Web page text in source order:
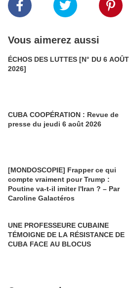
Vous aimerez aussi
ÉCHOS DES LUTTES [N° DU 6 AOÛT
2026]
CUBA COOPÉRATION : Revue de
presse du jeudi 6 août 2026
[MONDOSCOPIE] Frapper ce qui
compte vraiment pour Trump :
Poutine va-t-il imiter l'Iran ? – Par
Caroline Galactéros
UNE PROFESSEURE CUBAINE
TÉMOIGNE DE LA RÉSISTANCE DE
CUBA FACE AU BLOCUS